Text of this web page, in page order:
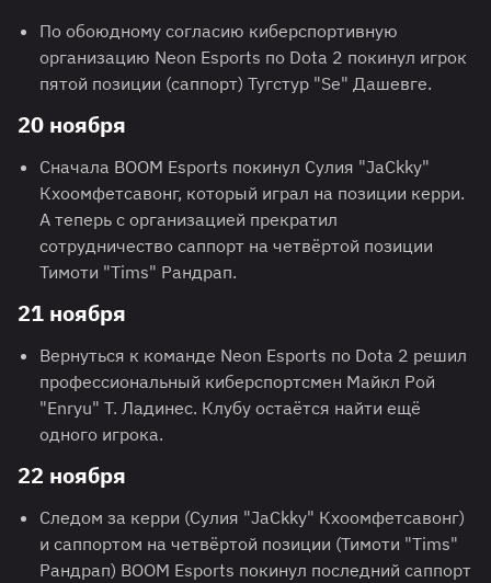
По обоюдному согласию киберспортивную
организацию Neon Esports по Dota 2 покинул игрок
пятой позиции (саппорт) Тугстур "Se" Дашевге.
20 ноября
Сначала BOOM Esports покинул Сулия "JaCkky"
Кхоомфетсавонг, который играл на позиции керри.
А теперь с организацией прекратил
сотрудничество саппорт на четвёртой позиции
Тимоти "Tims" Рандрап.
21 ноября
Вернуться к команде Neon Esports по Dota 2 решил
профессиональный киберспортсмен Майкл Рой
"Enryu" Т. Ладинес. Клубу остаётся найти ещё
одного игрока.
22 ноября
Следом за керри (Сулия "JaCkky" Кхоомфетсавонг)
и саппортом на четвёртой позиции (Тимоти "Tims"
Рандрап) BOOM Esports покинул последний саппорт